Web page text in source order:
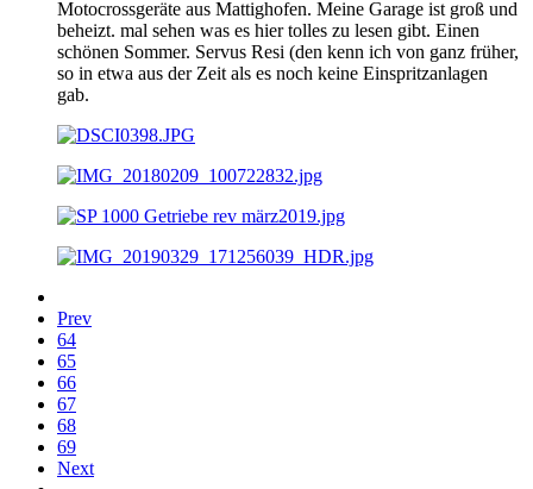
Motocrossgeräte aus Mattighofen. Meine Garage ist groß und
beheizt. mal sehen was es hier tolles zu lesen gibt. Einen
schönen Sommer. Servus Resi (den kenn ich von ganz früher,
so in etwa aus der Zeit als es noch keine Einspritzanlagen
gab.
Prev
64
65
66
67
68
69
Next